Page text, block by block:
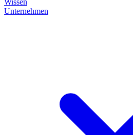
Wissen
Unternehmen